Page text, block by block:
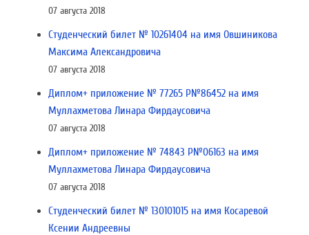
07 августа 2018
Студенческий билет № 10261404 на имя Овшиникова
Максима Александровича
07 августа 2018
Диплом+ приложение № 77265 Р№86452 на имя
Муллахметова Линара Фирдаусовича
07 августа 2018
Диплом+ приложение № 74843 Р№06163 на имя
Муллахметова Линара Фирдаусовича
07 августа 2018
Студенческий билет № 130101015 на имя Косаревой
Ксении Андреевны